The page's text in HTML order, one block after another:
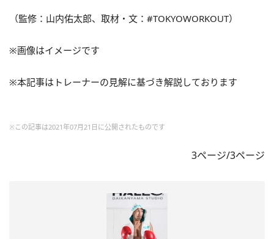
（監修：山内佑太郎、取材・文：#TOKYOWORKOUT）
※画像はイメージです
※本記事はトレーナーの見解に基づき解説しております
※この記事は2021年07月21日に公開されたものです
3ページ/3ページ